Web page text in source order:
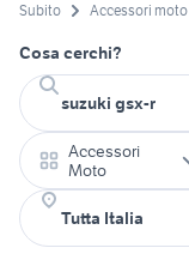
Subito Accessori moto
Cosa cerchi?
Accessori
Moto